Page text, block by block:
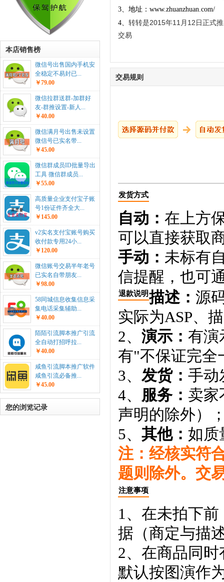
本店销售榜
微信号出售国内手机安
全稳定不易封已...
￥79.00
微信拉群送群-加群好
友-群推设置-新人...
￥40.00
微信满月号出售未设置
微信号已实名带...
￥45.00
微信群成员ID批量导出
工具 微信群成员...
￥55.00
高质量企业支付宝子账
号1份证件齐全大...
￥145.00
v2实名支付宝账号购买
收付款专用24小...
￥120.00
微信账号交易半年老号
已实名自带朋友...
￥98.00
58同城信息收集信息采
集电话采集辅助...
￥40.00
陌陌引流脚本推广引流
全自动打招呼拉...
￥40.00
咸鱼引流脚本推广软件
咸鱼引流必备推...
￥45.00
您的浏览记录
3、地址：www.zhuanzhuan.com/
4、 转转是2015年11月12日正式
交易
交易规则
发货方式
自动： 在上方
可以直接获取
手动： 未标有
信提醒，也可
退款说明描述： 源
实际为ASP、
2、 演示： 有演
有"不保证完全
3、 发货： 手动
4、 服务： 卖家
声明的除外）
5、 其他： 如质
注：经核实符
题则除外。交
注意事项
1、在未拍下
据（商定与描
2、在商品同
默认按图演作